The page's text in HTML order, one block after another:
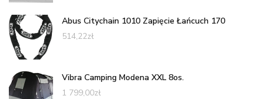
Abus Citychain 1010 Zapięcie Łańcuch 170
514,22zł
Vibra Camping Modena XXL 8os.
1 799,00zł